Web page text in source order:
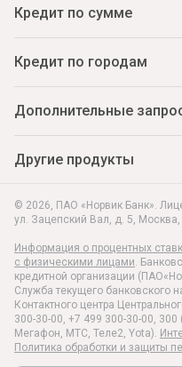
© 2026, ПАО «Норвик Банк».
ул. Зацепский Вал, д. 5, Москва,
Информация о процентных
с физическими лицами.
кредитной организации
Служба текущего банковского
Контактного центра
300-30-00, +7 499 300-30-00,
Мегафон, МТС, Теле2, Yota).
Политика обработки и защиты
Кредит по сумме
Кредит по городам
Дополнительные
Другие продукты